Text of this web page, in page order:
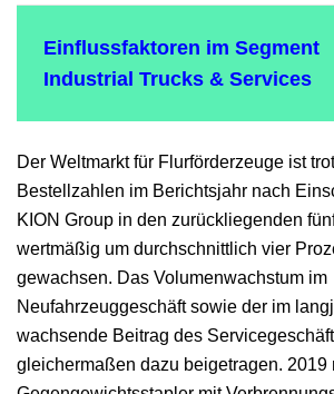
Einflussfaktoren im Segment
Industrial Trucks & Services
Der Weltmarkt für Flurförderzeuge ist
Bestellzahlen im Berichtsjahr nach
KION Group in den zurückliegenden
wertmäßig um durchschnittlich vier
gewachsen. Das Volumenwachstum im
Neufahrzeuggeschäft sowie der im
wachsende Beitrag des
gleichermaßen dazu beigetragen. 2019